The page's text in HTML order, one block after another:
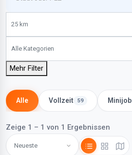
Mehr Filter
Alle Vollzeit 59 Minijob
Zeige 1 – 1 von 1 Ergebnissen